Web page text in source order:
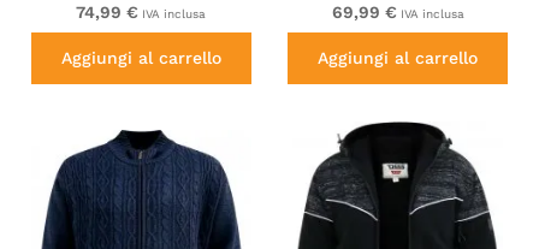
Trim Black
74,99 € IVA inclusa
Aggiungi al carrello
69,99 € IVA inclusa
Aggiungi al carrello